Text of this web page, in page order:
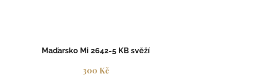
Maďarsko Mi 2642-5 KB svěží
300 Kč